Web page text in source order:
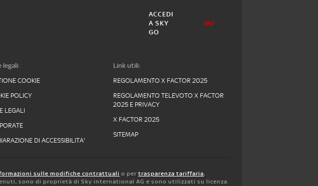
ACCEDI
A SKY
GO
legali:
COOKIE
POLICY
LEGALI
DI ACCESSIBILITA'
Link utili:
REGOLAMENTO X FACTOR 2025
REGOLAMENTO TELEVOTO X FACTOR
2025 E PRIVACY
X FACTOR 2025
SITEMAP
sulle modifiche contrattuali o per trasparenza tariffaria,
sono di proprietà di Sky international AG e sono utilizzati su licenza.